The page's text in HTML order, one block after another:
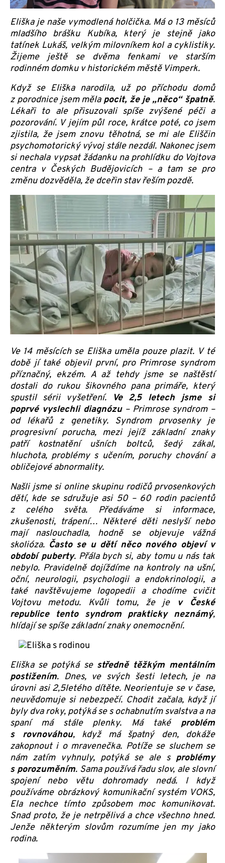
Eliška je naše vymodlená holčička. Má o 13 měsíců
mladšího brášku Kubíka, který je stejně jako
tatínek Lukáš, velkým milovníkem kol a cyklistiky.
Žijeme ještě se dvěma fenkami ve starším
rodinném domku v historickém městě Vimperk.
Když se Eliška narodila, už po příchodu domů
z porodnice jsem měla pocit, že je „něco“ špatně.
Lékaři to ale přisuzovali spíše zvýšené péči a
pozorování. V jejím půl roce, krátce poté, co jsem
zjistila, že jsem znovu těhotná, se mi ale Eliščin
psychomotorický vývoj stále nezdál. Nakonec jsem
si nechala vypsat žádanku na prohlídku do Vojtova
centra v Českých Budějovicích – a tam se pro
změnu dozvěděla, že dceřin stav řeším pozdě.
Ve 14 měsících se Eliška uměla pouze plazit. V té
době jí také objevil první, pro Primrose syndrom
příznačný, ekzém. A až tehdy jsme se naštěstí
dostali do rukou šikovného pana primáře, který
spustil sérii vyšetření.
Ve 2,5 letech jsme si
poprvé vyslechli diagnózu– Primrose syndrom –
od lékařů z genetiky. Syndrom prvosenky je
progresivní porucha, mezi jejíž základní znaky
patří kostnatění ušních boltců, šedý zákal,
hluchota, problémy s učením, poruchy chování a
obličejové abnormality.
Našli jsme si online skupinu rodičů prvosenkových
dětí, kde se sdružuje asi 50 – 60 rodin pacientů
z celého světa. Předáváme si informace,
zkušenosti, trápení… Některé děti neslyší nebo
mají naslouchadla, hodně se objevuje vážná
skolióza. Často se u dětí něco nového objeví v
období puberty. Přála bych si, aby tomu u nás tak
nebylo. Pravidelně dojíždíme na kontroly na ušní,
oční, neurologii, psychologii a endokrinologii, a
také navštěvujeme logopedii a chodíme cvičit
Vojtovu metodu. Kvůli tomu, že je v České
republice tento syndrom prakticky neznámý,
hlídají se spíše základní znaky onemocnění.
Eliška se potýká se středně těžkým mentálním
postižením. Dnes, ve svých šesti letech, je na
úrovni asi 2,5letého dítěte. Neorientuje se v čase,
neuvědomuje si nebezpečí. Chodit začala, když jí
byly dva roky, potýká se s ochabnutím svalstva a na
spaní má stále plenky. Má také problém
s rovnováhou, když má špatný den, dokáže
zakopnout i o mravenečka. Potíže se sluchem se
nám zatím vyhnuly, potýká se ale s problémy
s porozuměním. Sama používá řadu slov, ale slovní
spojení nebo větu dohromady nedá. I když
používáme obrázkový komunikační systém VOKS,
Ela nechce tímto způsobem moc komunikovat.
Snad proto, že je netrpělivá a chce všechno hned.
Jenže některým slovům rozumíme jen my jako
rodina.